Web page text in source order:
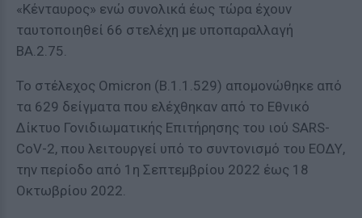
«Κένταυρος» ενώ συνολικά έως τώρα έχουν
ταυτοποιηθεί 66 στελέχη με υποπαραλλαγή
BA.2.75.
Το στέλεχος Omicron (B.1.1.529) απομονώθηκε από
τα 629 δείγματα που ελέχθηκαν από το Eθνικό
Δίκτυο Γονιδιωματικής Επιτήρησης του ιού SARS-
CoV-2, που λειτουργεί υπό το συντονισμό του ΕΟΔΥ,
την περίοδο από 1η Σεπτεμβρίου 2022 έως 18
Οκτωβρίου 2022.